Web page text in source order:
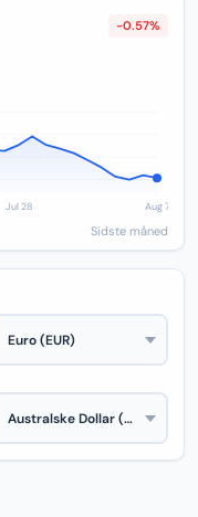
-0.57%
Sidste måned